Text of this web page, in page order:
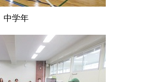
中学年